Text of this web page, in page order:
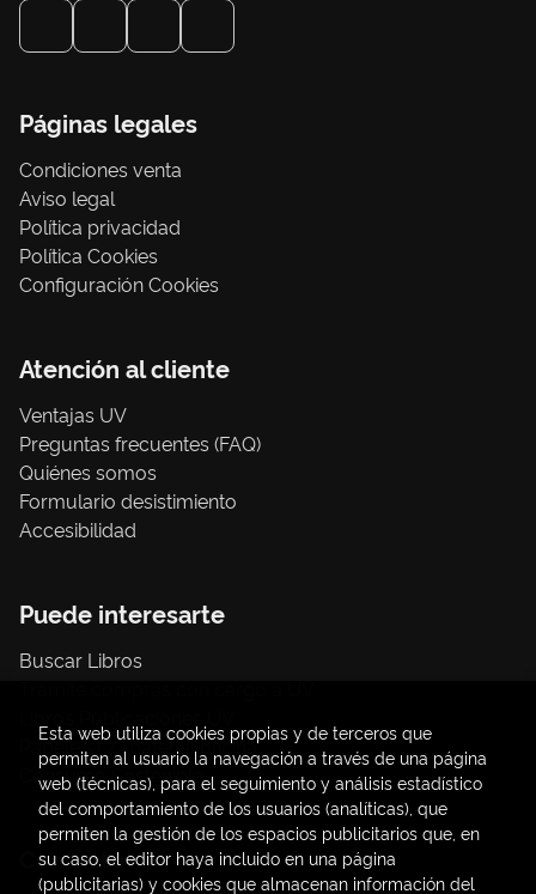
Páginas legales
Condiciones venta
Aviso legal
Política privacidad
Política Cookies
Configuración Cookies
Atención al cliente
Ventajas UV
Preguntas frecuentes (FAQ)
Quiénes somos
Formulario desistimiento
Accesibilidad
Puede interesarte
Buscar Libros
Papelería / material oficina
Consumo Sostenible
Contacto
Esta web utiliza cookies propias y de terceros que
permiten al usuario la navegación a través de una página
web (técnicas), para el seguimiento y análisis estadístico
del comportamiento de los usuarios (analíticas), que
permiten la gestión de los espacios publicitarios que, en
su caso, el editor haya incluido en una página
(publicitarias) y cookies que almacenan información del